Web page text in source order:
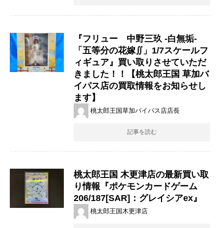
『フリュー 中野三玖 -白無垢-
「五等分の花嫁∬」1/7スケールフ
ィギュア』買い取りさせていただ
きました！！【桃太郎王国 草加バ
イパス店の買取情報をお知らせし
ます】
桃太郎王国草加バイパス店店長
記事を読む
桃太郎王国 木更津店の最新買い取
り情報『ポケモンカードゲーム
206/187[SAR]：グレイシアex』
桃太郎王国木更津店